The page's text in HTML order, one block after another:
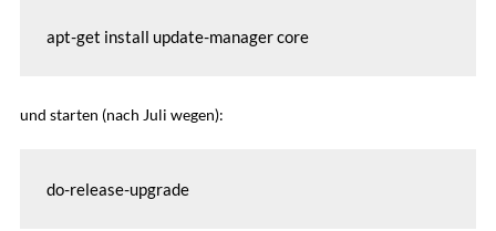
apt-get install update-manager core
und starten (nach Juli wegen):
do-release-upgrade